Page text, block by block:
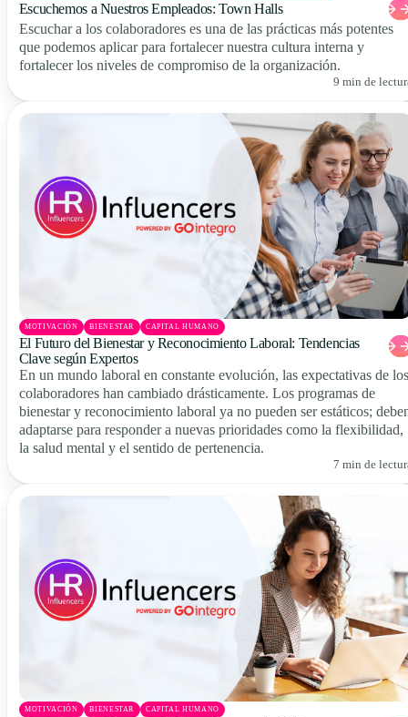
Escuchemos a Nuestros Empleados: Town Halls
Escuchar a los colaboradores es una de las prácticas más potentes
que podemos aplicar para fortalecer nuestra cultura interna y
fortalecer los niveles de compromiso de la organización.
9 min de
MOTIVACIÓN BIENESTAR CAPITAL HUMANO
El Futuro del Bienestar y Reconocimiento Laboral: Tendencias
Clave según Expertos
En un mundo laboral en constante evolución, las expectativas de los
colaboradores han cambiado drásticamente. Los programas de
bienestar y reconocimiento laboral ya no pueden ser estáticos;
adaptarse para responder a nuevas prioridades como la flexibilidad,
la salud mental y el sentido de pertenencia.
7 min de
MOTIVACIÓN BIENESTAR CAPITAL HUMANO